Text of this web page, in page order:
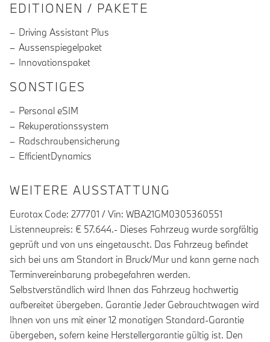
EDITIONEN / PAKETE
Driving Assistant Plus
Aussenspiegelpaket
Innovationspaket
SONSTIGES
Personal eSIM
Rekuperationssystem
Radschraubensicherung
EfficientDynamics
WEITERE AUSSTATTUNG
Eurotax Code: 277701 / Vin: WBA21GM0305360551
Listenneupreis: € 57.644.- Dieses Fahrzeug wurde sorgfältig
geprüft und von uns eingetauscht. Das Fahrzeug befindet
sich bei uns am Standort in Bruck/Mur und kann gerne nach
Terminvereinbarung probegefahren werden.
Selbstverständlich wird Ihnen das Fahrzeug hochwertig
aufbereitet übergeben. Garantie Jeder Gebrauchtwagen wird
Ihnen von uns mit einer 12 monatigen Standard-Garantie
übergeben, sofern keine Herstellergarantie gültig ist. Den